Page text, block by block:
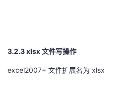
3.2.3 xlsx 文件写操作
excel2007+ 文件扩展名为 xlsx